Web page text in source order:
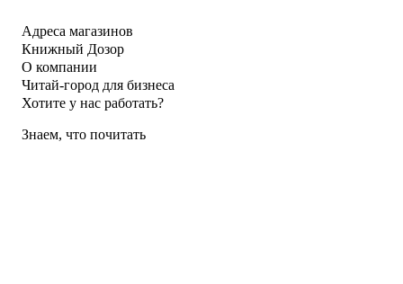
Адреса магазинов
Книжный Дозор
О компании
Читай-город для бизнеса
Хотите у нас работать?
Знаем, что почитать